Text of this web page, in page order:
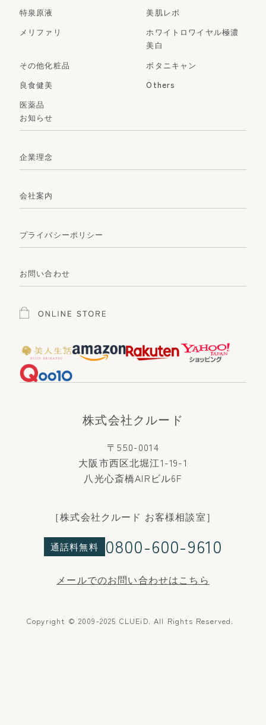
特泉原液
美肌レボ
メリファリ
ホワイトロワイヤル極濃
美白
その他化粧品
ボタニキャン
良食健美
Others
医薬品
お知らせ
企業理念
会社案内
プライバシーポリシー
お問い合わせ
株式会社クルード
〒550-0014
大阪市西区北堀江1-19-1
八光心斎橋AIRビル6F
［株式会社クルード お客様相談室］
通話料無料 0800-600-9610
メールでのお問い合わせはこちら
Copyright © 2009-2025 CLUEiD. All Rights Reserved.